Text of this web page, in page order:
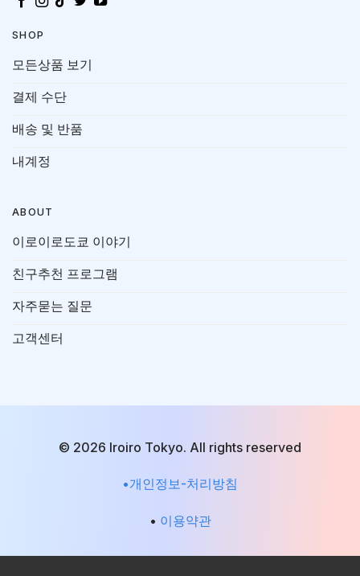
SHOP
모든상품 보기
결제 수단
배송 및 반품
내계정
ABOUT
이로이로도쿄 이야기
친구추천 프로그램
자주묻는 질문
고객센터
© 2026 Iroiro Tokyo. All rights reserved
•개인정보-처리방침
• 이용약관